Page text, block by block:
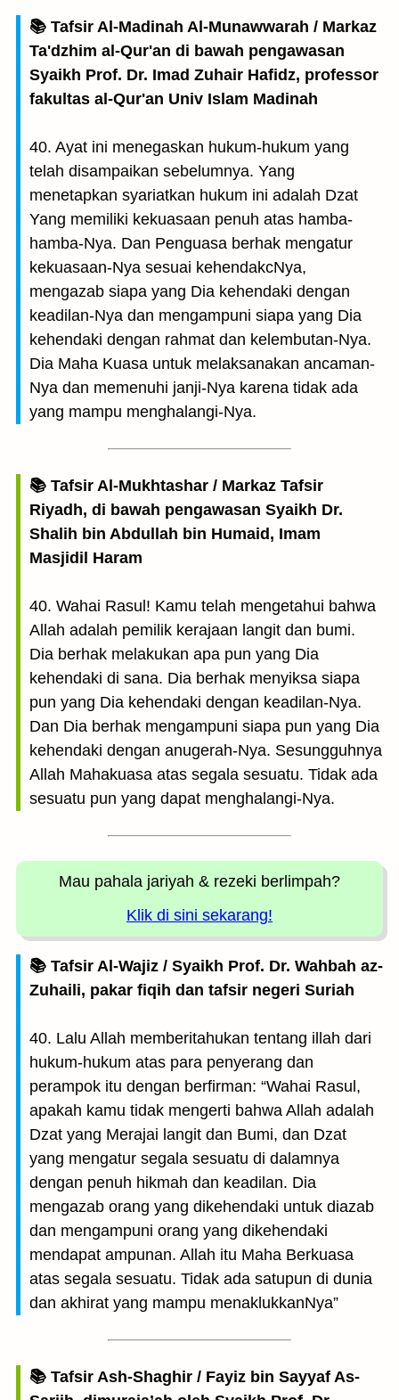
📚 Tafsir Al-Madinah Al-Munawwarah / Markaz
Ta'dzhim al-Qur'an di bawah pengawasan
Syaikh Prof. Dr. Imad Zuhair Hafidz, professor
fakultas al-Qur'an Univ Islam Madinah
40. Ayat ini menegaskan hukum-hukum yang
telah disampaikan sebelumnya. Yang
menetapkan syariatkan hukum ini adalah Dzat
Yang memiliki kekuasaan penuh atas hamba-
hamba-Nya. Dan Penguasa berhak mengatur
kekuasaan-Nya sesuai kehendakcNya,
mengazab siapa yang Dia kehendaki dengan
keadilan-Nya dan mengampuni siapa yang Dia
kehendaki dengan rahmat dan kelembutan-Nya.
Dia Maha Kuasa untuk melaksanakan ancaman-
Nya dan memenuhi janji-Nya karena tidak ada
yang mampu menghalangi-Nya.
📚 Tafsir Al-Mukhtashar / Markaz Tafsir
Riyadh, di bawah pengawasan Syaikh Dr.
Shalih bin Abdullah bin Humaid, Imam
Masjidil Haram
40. Wahai Rasul! Kamu telah mengetahui bahwa
Allah adalah pemilik kerajaan langit dan bumi.
Dia berhak melakukan apa pun yang Dia
kehendaki di sana. Dia berhak menyiksa siapa
pun yang Dia kehendaki dengan keadilan-Nya.
Dan Dia berhak mengampuni siapa pun yang Dia
kehendaki dengan anugerah-Nya. Sesungguhnya
Allah Mahakuasa atas segala sesuatu. Tidak ada
sesuatu pun yang dapat menghalangi-Nya.
Mau pahala jariyah & rezeki berlimpah?
Klik di sini sekarang!
📚 Tafsir Al-Wajiz / Syaikh Prof. Dr. Wahbah az-
Zuhaili, pakar fiqih dan tafsir negeri Suriah
40. Lalu Allah memberitahukan tentang illah dari
hukum-hukum atas para penyerang dan
perampok itu dengan berfirman: “Wahai Rasul,
apakah kamu tidak mengerti bahwa Allah adalah
Dzat yang Merajai langit dan Bumi, dan Dzat
yang mengatur segala sesuatu di dalamnya
dengan penuh hikmah dan keadilan. Dia
mengazab orang yang dikehendaki untuk diazab
dan mengampuni orang yang dikehendaki
mendapat ampunan. Allah itu Maha Berkuasa
atas segala sesuatu. Tidak ada satupun di dunia
dan akhirat yang mampu menaklukkanNya”
📚 Tafsir Ash-Shaghir / Fayiz bin Sayyaf As-